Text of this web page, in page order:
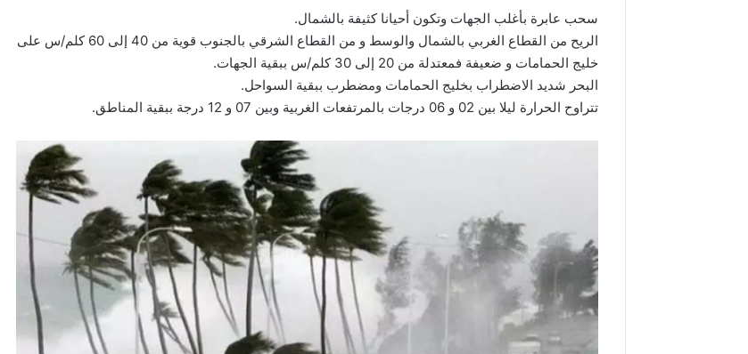
سحب عابرة بأغلب الجهات وتكون أحيانا كثيفة بالشمال.
الريح من القطاع الغربي بالشمال والوسط و من القطاع الشرقي بالجنوب قوية من 40 إلى 60 كلم/س على
خليج الحمامات و ضعيفة فمعتدلة من 20 إلى 30 كلم/س ببقية الجهات.
البحر شديد الاضطراب بخليج الحمامات ومضطرب ببقية السواحل.
تتراوح الحرارة ليلا بين 02 و 06 درجات بالمرتفعات الغربية وبين 07 و 12 درجة ببقية المناطق.